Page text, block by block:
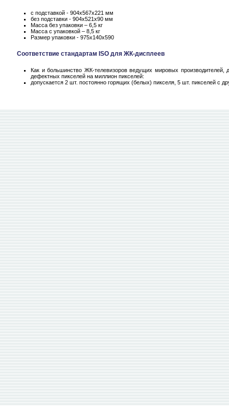
с подставкой - 904x567x221 мм
без подставки - 904x521x90 мм
Масса без упаковки – 6,5 кг
Масса c упаковкой – 8,5 кг
Размер упаковки - 975x140x590
Соответствие стандартам ISO для ЖК-дисплеев
Как и большинство ЖК-телевизоров ведущих мировых производителей,
дефектных пикселей на миллион пикселей:
допускается 2 шт. постоянно горящих (белых) пикселя, 5 шт. пикселей с